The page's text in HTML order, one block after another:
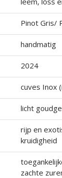
Pinot Gris/
handmatig
2024
cuves Inox
licht
rijp en
kruidigheid
zachte